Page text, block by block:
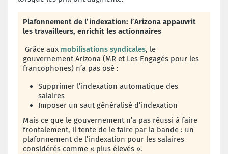
Plafonnement de l’indexation: l’Arizona appauvrit
les travailleurs, enrichit les actionnaires
Grâce aux mobilisations syndicales, le
gouvernement Arizona (MR et Les Engagés pour les
francophones) n’a pas osé :
Supprimer l’indexation automatique des
salaires
Imposer un saut généralisé d’indexation
Mais ce que le gouvernement n’a pas réussi à faire
frontalement, il tente de le faire par la bande : un
plafonnement de l’indexation pour les salaires
considérés comme « plus élevés ».